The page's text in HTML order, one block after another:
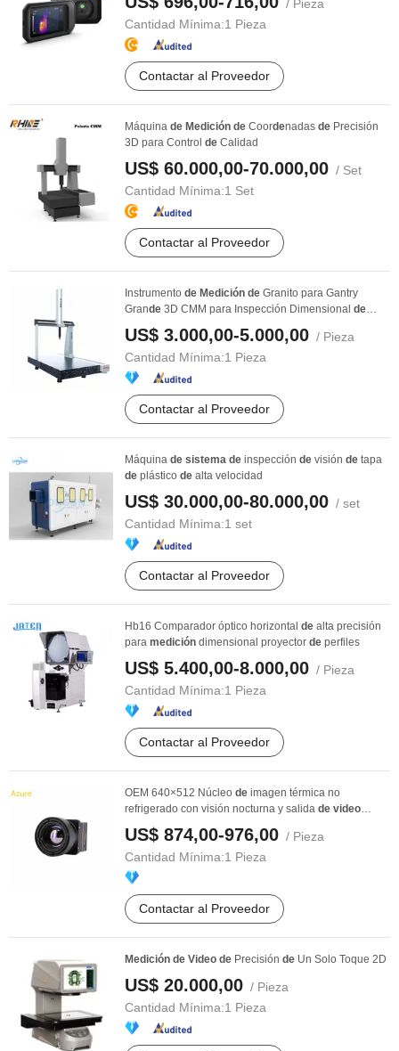
/ Pieza
Cantidad Mínima:1 Pieza
Contactar al Proveedor
Máquina de Medición de Coordenadas de Precisión
3D para Control de Calidad
US$ 60.000,00-70.000,00 / Set
Cantidad Mínima:1 Set
Contactar al Proveedor
Instrumento de Medición de Granito para Gantry
Grande 3D CMM para Inspección Dimensional de
de
US$ 3.000,00-5.000,00 / Pieza
Cantidad Mínima:1 Pieza
Contactar al Proveedor
Máquina de sistema de inspección de visión de tapa
de plástico de alta velocidad
US$ 30.000,00-80.000,00 / set
Cantidad Mínima:1 set
Contactar al Proveedor
Hb16 Comparador óptico horizontal de alta precisión
para medición dimensional proyector de perfiles
US$ 5.400,00-8.000,00 / Pieza
Cantidad Mínima:1 Pieza
Contactar al Proveedor
OEM 640×512 Núcleo de imagen térmica no
refrigerado con visión nocturna y salida de video
analógica ...
US$ 874,00-976,00 / Pieza
Cantidad Mínima:1 Pieza
Contactar al Proveedor
Medición de Video de Precisión de Un Solo Toque 2D
US$ 20.000,00 / Pieza
Cantidad Mínima:1 Pieza